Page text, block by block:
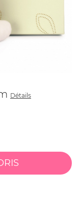
Détails